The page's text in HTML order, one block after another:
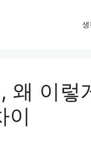
왜 이
이